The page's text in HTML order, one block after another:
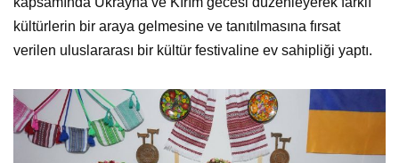
kültürlerin bir araya gelmesine ve tanıtılmasına fırsat
verilen uluslararası bir kültür festivaline ev sahipliği yaptı.